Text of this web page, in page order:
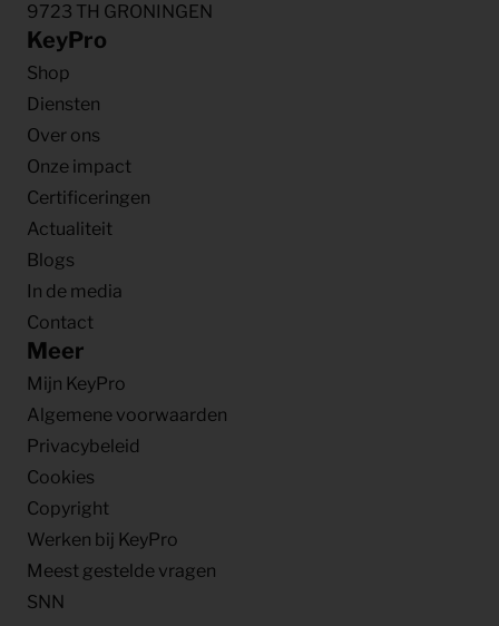
9723 TH GRONINGEN
KeyPro
Shop
Diensten
Over ons
Onze impact
Certificeringen
Actualiteit
Blogs
In de media
Contact
Meer
Mijn KeyPro
Algemene voorwaarden
Privacybeleid
Cookies
Copyright
Werken bij KeyPro
Meest gestelde vragen
SNN